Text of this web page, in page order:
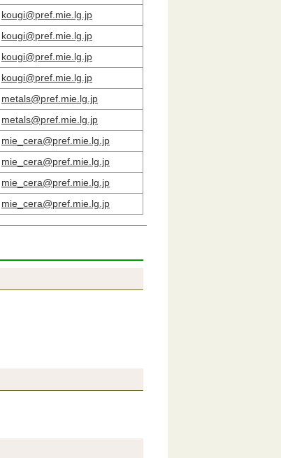
kougi@pref.mie.lg.jp
kougi@pref.mie.lg.jp
kougi@pref.mie.lg.jp
kougi@pref.mie.lg.jp
metals@pref.mie.lg.jp
metals@pref.mie.lg.jp
mie_cera@pref.mie.lg.jp
mie_cera@pref.mie.lg.jp
mie_cera@pref.mie.lg.jp
mie_cera@pref.mie.lg.jp